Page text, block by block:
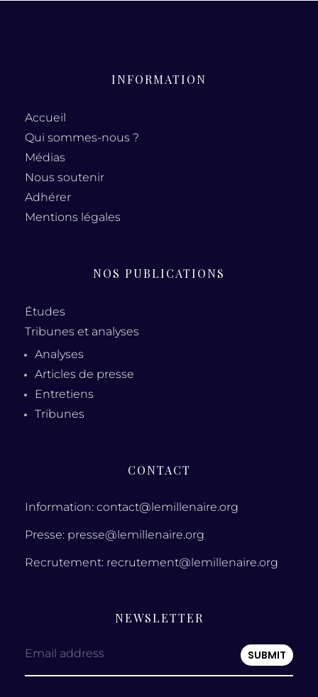
INFORMATION
Accueil
Qui sommes-nous ?
Médias
Nous soutenir
Adhérer
Mentions légales
NOS PUBLICATIONS
Études
Tribunes et analyses
Analyses
Articles de presse
Entretiens
Tribunes
CONTACT
Information: contact@lemillenaire.org
Presse: presse@lemillenaire.org
Recrutement: recrutement@lemillenaire.org
NEWSLETTER
Email address